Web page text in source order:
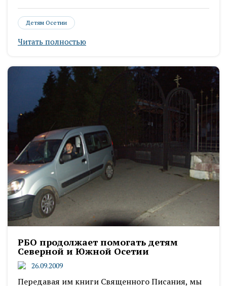
Детям Осетии
Читать полностью
РБО продолжает помогать детям
Северной и Южной Осетии
26.09.2009
Передавая им книги Священного Писания, мы